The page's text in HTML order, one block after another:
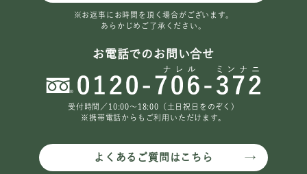
※お返事にお時間を頂く場合がございます。
あらかじめご了承ください。
お電話でのお問い合せ
受付時間／10:00〜18:00（土日祝日をのぞく）
※携帯電話からもご利用いただけます。
よくあるご質問はこちら